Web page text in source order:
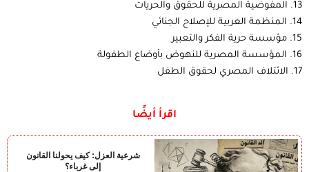
13. المفوضية المصرية للحقوق والحريات
14. المنظمة العربية للإصلاح الجنائي
15. مؤسسة حرية الفكر والتعبير
16. المؤسسة المصرية للنهوض بأوضاع الطفولة
17. الائتلاف المصري لحقوق الطفل
اقرأ أيضًا
شرعية العزل: كيف يحولنا القانون
إلى غرباء؟